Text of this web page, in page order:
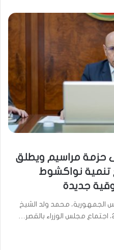
حزمة مراسيم ويطلق
تنمية نواكشوط
الجمهورية، محمد ولد الشيخ